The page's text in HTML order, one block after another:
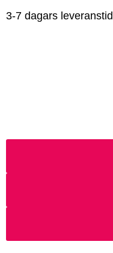
3-7 dagars leveranstid